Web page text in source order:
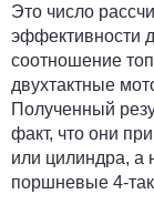
Это число
эффективности
соотношение
двухтактные
Полученный
факт, что они
или цилиндра, а
поршневые 4-